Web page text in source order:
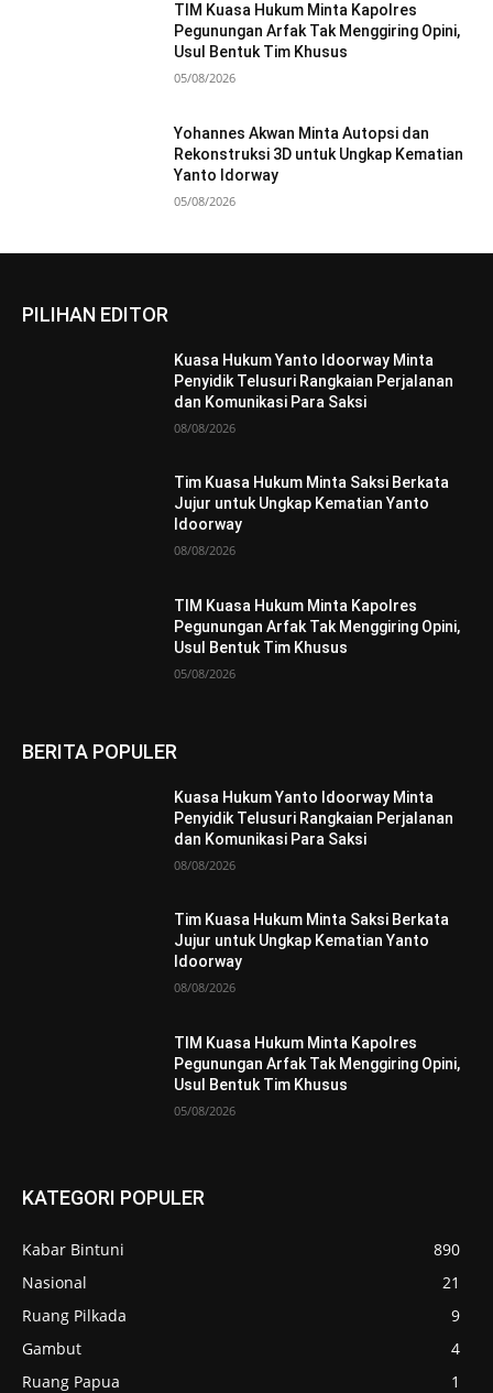
TIM Kuasa Hukum Minta Kapolres
Pegunungan Arfak Tak Menggiring Opini,
Usul Bentuk Tim Khusus
05/08/2026
Yohannes Akwan Minta Autopsi dan
Rekonstruksi 3D untuk Ungkap Kematian
Yanto Idorway
05/08/2026
PILIHAN EDITOR
Kuasa Hukum Yanto Idoorway Minta
Penyidik Telusuri Rangkaian Perjalanan
dan Komunikasi Para Saksi
08/08/2026
Tim Kuasa Hukum Minta Saksi Berkata
Jujur untuk Ungkap Kematian Yanto
Idoorway
08/08/2026
TIM Kuasa Hukum Minta Kapolres
Pegunungan Arfak Tak Menggiring Opini,
Usul Bentuk Tim Khusus
05/08/2026
BERITA POPULER
Kuasa Hukum Yanto Idoorway Minta
Penyidik Telusuri Rangkaian Perjalanan
dan Komunikasi Para Saksi
08/08/2026
Tim Kuasa Hukum Minta Saksi Berkata
Jujur untuk Ungkap Kematian Yanto
Idoorway
08/08/2026
TIM Kuasa Hukum Minta Kapolres
Pegunungan Arfak Tak Menggiring Opini,
Usul Bentuk Tim Khusus
05/08/2026
KATEGORI POPULER
Kabar Bintuni
890
Nasional
21
Ruang Pilkada
9
Gambut
4
Ruang Papua
1